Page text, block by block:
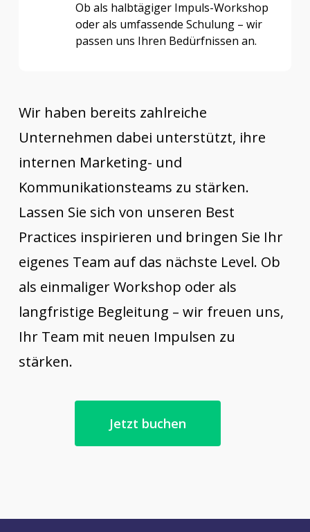
Ob als halbtägiger Impuls-Workshop
oder als umfassende Schulung – wir
passen uns Ihren Bedürfnissen an.
Wir haben bereits zahlreiche
Unternehmen dabei unterstützt, ihre
internen Marketing- und
Kommunikationsteams zu stärken.
Lassen Sie sich von unseren Best
Practices inspirieren und bringen Sie Ihr
eigenes Team auf das nächste Level. Ob
als einmaliger Workshop oder als
langfristige Begleitung – wir freuen uns,
Ihr Team mit neuen Impulsen zu
stärken.
Jetzt buchen